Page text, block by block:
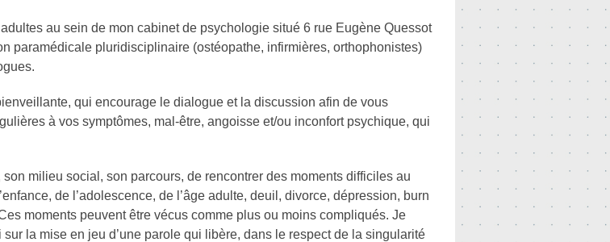
au sein de mon cabinet de psychologie situé 6 rue Eugène Quessot
paramédicale pluridisciplinaire (ostéopathe, infirmières, orthophonistes)
qui encourage le dialogue et la discussion afin de vous
à vos symptômes, mal-être, angoisse et/ou inconfort psychique, qui
milieu social, son parcours, de rencontrer des moments difficiles au
de l’adolescence, de l’âge adulte, deuil, divorce, dépression, burn
moments peuvent être vécus comme plus ou moins compliqués. Je
la mise en jeu d’une parole qui libère, dans le respect de la singularité